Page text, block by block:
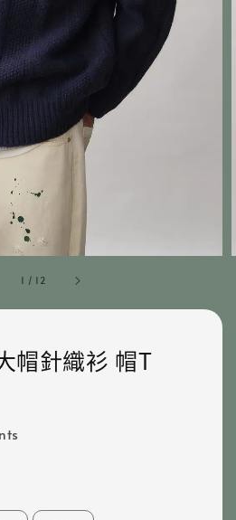
1 / 12
帽針織衫 帽T